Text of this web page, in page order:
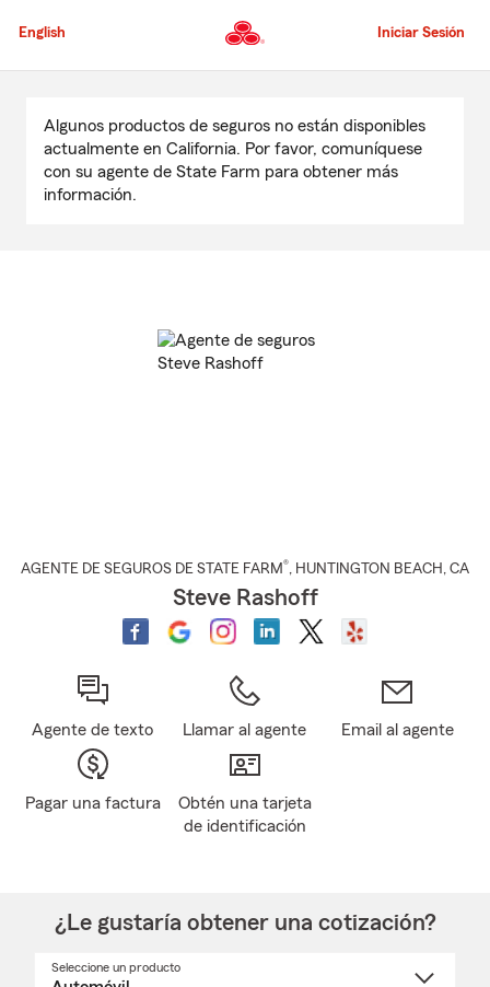
al
principal
English Iniciar Sesión
contenido
principal
Algunos productos de seguros no están disponibles
actualmente en California. Por favor, comuníquese
con su agente de State Farm para obtener más
información.
AGENTE DE SEGUROS DE STATE FARM®, HUNTINGTON BEACH , CA
Steve Rashoff
Agente de texto Llamar al agente Email al agente
Pagar una factura
Obtén una tarjeta
de identificación
¿Le gustaría obtener una cotización?
Seleccione un producto